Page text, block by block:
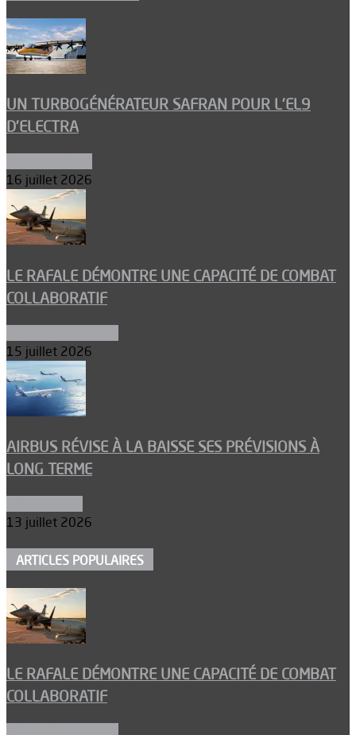
UN TURBOGÉNÉRATEUR SAFRAN POUR L’EL9
D’ELECTRA
16 juillet 2026
LE RAFALE DÉMONTRE UNE CAPACITÉ DE COMBAT
COLLABORATIF
15 juillet 2026
AIRBUS RÉVISE À LA BAISSE SES PRÉVISIONS À
LONG TERME
13 juillet 2026
ARTICLES POPULAIRES
LE RAFALE DÉMONTRE UNE CAPACITÉ DE COMBAT
COLLABORATIF